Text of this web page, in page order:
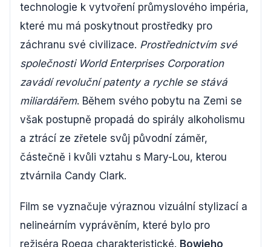
technologie k vytvoření průmyslového impéria,
které mu má poskytnout prostředky pro
záchranu své civilizace. Prostřednictvím své
společnosti World Enterprises Corporation
zavádí revoluční patenty a rychle se stává
miliardářem. Během svého pobytu na Zemi se
však postupně propadá do spirály alkoholismu
a ztrácí ze zřetele svůj původní záměr,
částečně i kvůli vztahu s Mary-Lou, kterou
ztvárnila Candy Clark.
Film se vyznačuje výraznou vizuální stylizací a
nelineárním vyprávěním, které bylo pro
režiséra Roega charakteristické. Bowieho